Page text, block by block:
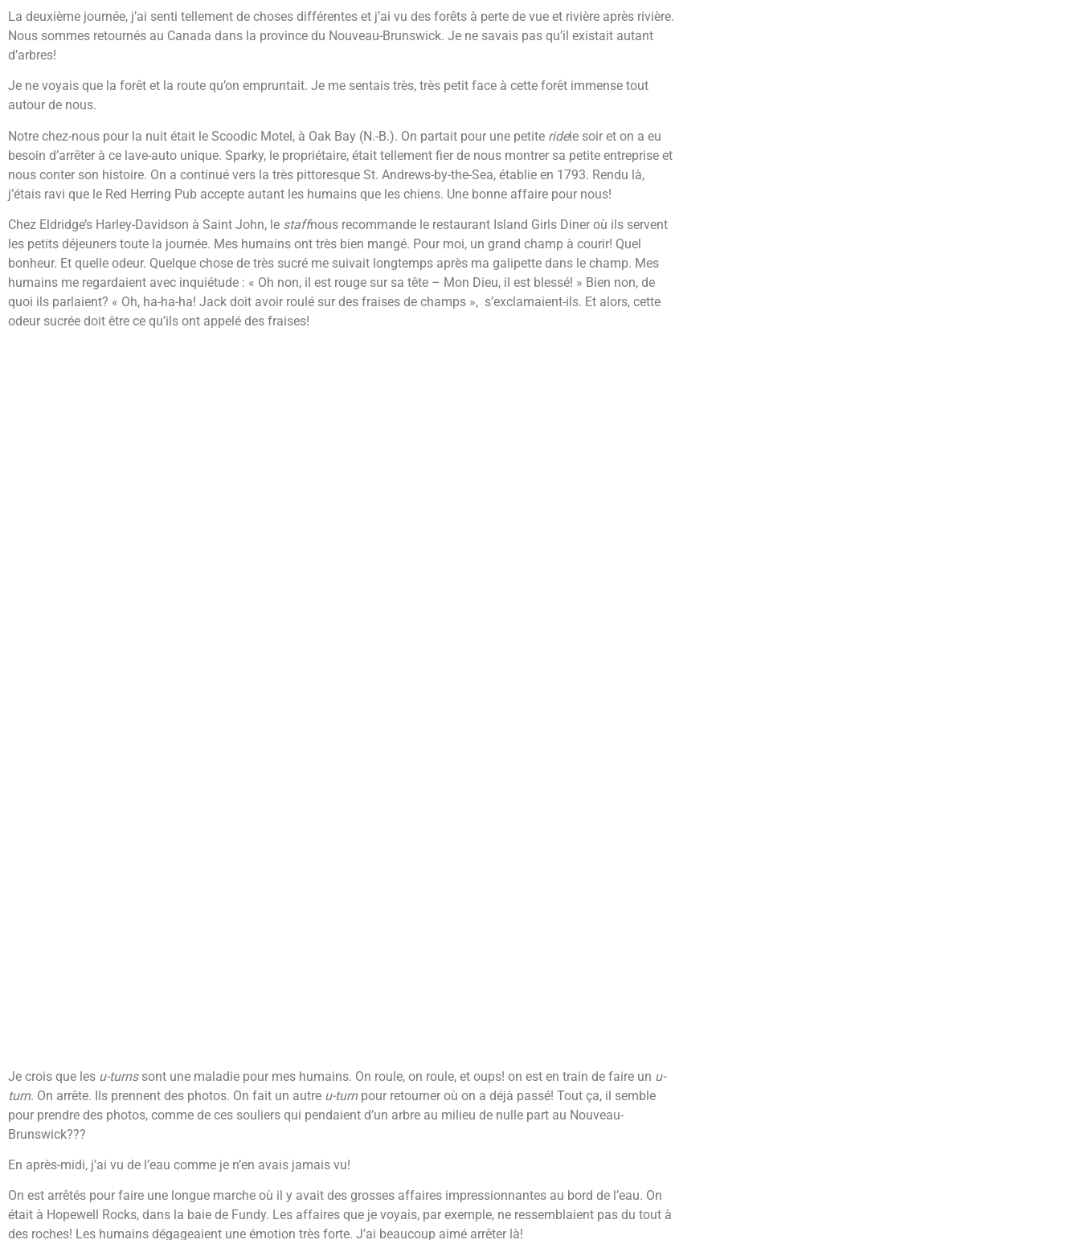
La deuxième journée, j’ai senti tellement de choses différentes et j’ai vu des forêts à perte de vue et rivière après rivière.
Nous sommes retournés au Canada dans la province du Nouveau-Brunswick. Je ne savais pas qu’il existait autant
d’arbres!
Je ne voyais que la forêt et la route qu’on empruntait. Je me sentais très, très petit face à cette forêt immense tout
autour de nous.
Notre chez-nous pour la nuit était le Scoodic Motel, à Oak Bay (N.-B.). On partait pour une petite ridele soir et on a eu
besoin d’arrêter à ce lave-auto unique. Sparky, le propriétaire, était tellement fier de nous montrer sa petite entreprise et
nous conter son histoire. On a continué vers la très pittoresque St. Andrews-by-the-Sea, établie en 1793. Rendu là,
j’étais ravi que le Red Herring Pub accepte autant les humains que les chiens. Une bonne affaire pour nous!
Chez Eldridge’s Harley-Davidson à Saint John, le staffnous recommande le restaurant Island Girls Diner où ils servent
les petits déjeuners toute la journée. Mes humains ont très bien mangé. Pour moi, un grand champ à courir! Quel
bonheur. Et quelle odeur. Quelque chose de très sucré me suivait longtemps après ma galipette dans le champ. Mes
humains me regardaient avec inquiétude : « Oh non, il est rouge sur sa tête – Mon Dieu, il est blessé! » Bien non, de
quoi ils parlaient? « Oh, ha-ha-ha! Jack doit avoir roulé sur des fraises de champs », s’exclamaient-ils. Et alors, cette
odeur sucrée doit être ce qu’ils ont appelé des fraises!
Je crois que les u-turnssont une maladie pour mes humains. On roule, on roule, et oups! on est en train de faire un u-
turn. On arrête. Ils prennent des photos. On fait un autre u-turnpour retourner où on a déjà passé! Tout ça, il semble
pour prendre des photos, comme de ces souliers qui pendaient d’un arbre au milieu de nulle part au Nouveau-
Brunswick???
En après-midi, j’ai vu de l’eau comme je n’en avais jamais vu!
On est arrêtés pour faire une longue marche où il y avait des grosses affaires impressionnantes au bord de l’eau. On
était à Hopewell Rocks, dans la baie de Fundy. Les affaires que je voyais, par exemple, ne ressemblaient pas du tout à
des roches! Les humains dégageaient une émotion très forte. J’ai beaucoup aimé arrêter là!